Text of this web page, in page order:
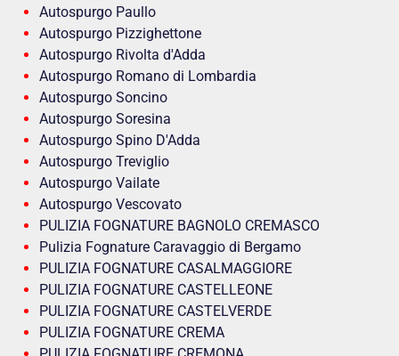
Autospurgo Paullo
Autospurgo Pizzighettone
Autospurgo Rivolta d'Adda
Autospurgo Romano di Lombardia
Autospurgo Soncino
Autospurgo Soresina
Autospurgo Spino D'Adda
Autospurgo Treviglio
Autospurgo Vailate
Autospurgo Vescovato
PULIZIA FOGNATURE BAGNOLO CREMASCO
Pulizia Fognature Caravaggio di Bergamo
PULIZIA FOGNATURE CASALMAGGIORE
PULIZIA FOGNATURE CASTELLEONE
PULIZIA FOGNATURE CASTELVERDE
PULIZIA FOGNATURE CREMA